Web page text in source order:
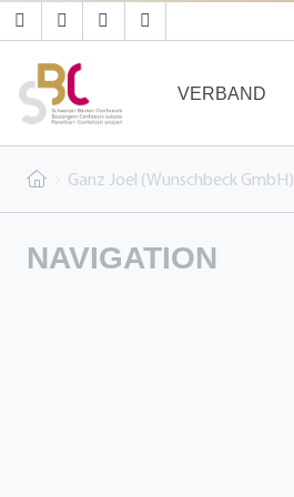
VERBAND
Ganz Joel (Wunschbeck GmbH)
NAVIGATION